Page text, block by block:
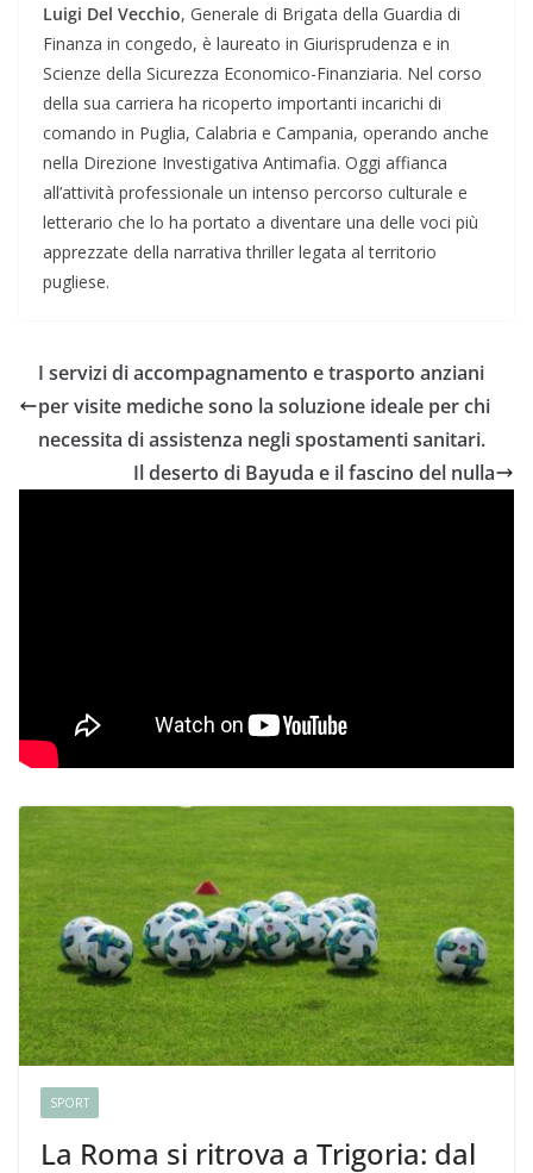
Luigi Del Vecchio, Generale di Brigata della Guardia di
Finanza in congedo, è laureato in Giurisprudenza e in
Scienze della Sicurezza Economico-Finanziaria. Nel corso
della sua carriera ha ricoperto importanti incarichi di
comando in Puglia, Calabria e Campania, operando anche
nella Direzione Investigativa Antimafia. Oggi affianca
all’attività professionale un intenso percorso culturale e
letterario che lo ha portato a diventare una delle voci più
apprezzate della narrativa thriller legata al territorio
pugliese.
I servizi di accompagnamento e trasporto anziani
per visite mediche sono la soluzione ideale per chi
necessita di assistenza negli spostamenti sanitari.
Il deserto di Bayuda e il fascino del nulla
SPORT
La Roma si ritrova a Trigoria: dal